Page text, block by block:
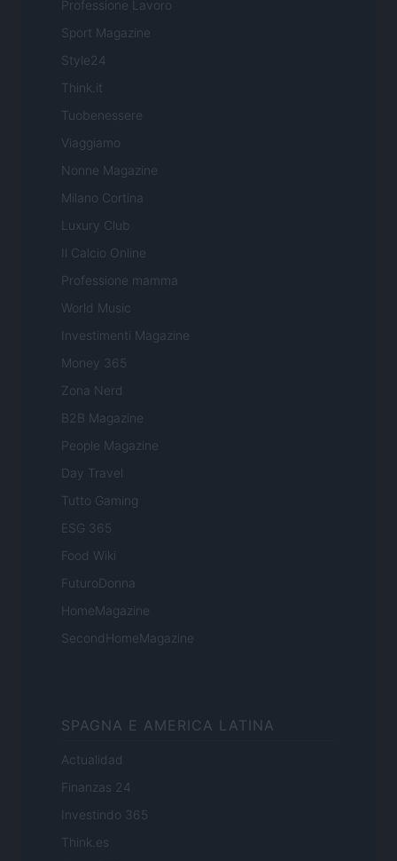
Professione Lavoro
Sport Magazine
Style24
Think.it
Tuobenessere
Viaggiamo
Nonne Magazine
Milano Cortina
Luxury Club
Il Calcio Online
Professione mamma
World Music
Investimenti Magazine
Money 365
Zona Nerd
B2B Magazine
People Magazine
Day Travel
Tutto Gaming
ESG 365
Food Wiki
FuturoDonna
HomeMagazine
SecondHomeMagazine
SPAGNA E AMERICA LATINA
Actualidad
Finanzas 24
Investindo 365
Think.es